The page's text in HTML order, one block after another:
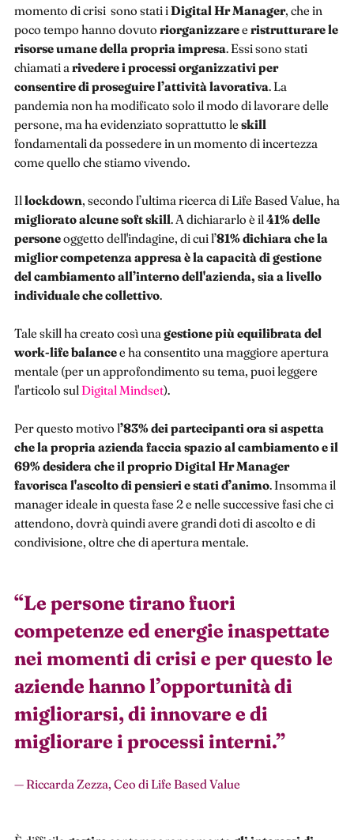
momento di crisi sono stati iDigital Hr Manager, che in
poco tempo hanno dovuto riorganizzaree ristrutturare le
risorse umane della propria impresa. Essi sono stati
chiamati a rivedere i processi organizzativi per
consentire di proseguire l’attività lavorativa. La
pandemia non ha modificato solo il modo di lavorare delle
persone, ma ha evidenziato soprattutto le skill
fondamentali da possedere in un momento di incertezza
come quello che stiamo vivendo.
Il lockdown, secondo l’ultima ricerca di Life Based Value, ha
migliorato alcune soft skill. A dichiararlo è il 41% delle
personeoggetto dell'indagine, di cui l’81% dichiara che la
miglior competenza appresa è la capacità di gestione
del cambiamento all’interno dell'azienda, sia a livello
individuale che collettivo.
Tale skill ha creato così una gestione più equilibrata del
work-life balancee ha consentito una maggiore apertura
mentale (per un approfondimento su tema, puoi leggere
l'articolo sul Digital Mindset).
Per questo motivo l’83% dei partecipanti ora si aspetta
che la propria azienda faccia spazio al cambiamento e il
69% desidera che il proprio Digital Hr Manager
favorisca l'ascolto di pensieri e stati d’animo. Insomma il
manager ideale in questa fase 2 e nelle successive fasi che ci
attendono, dovrà quindi avere grandi doti di ascolto e di
condivisione, oltre che di apertura mentale.
“Le persone tirano fuori
competenze ed energie inaspettate
nei momenti di crisi e per questo le
aziende hanno l’opportunità di
migliorarsi, di innovare e di
migliorare i processi interni.”
— Riccarda Zezza, Ceo di Life Based Value